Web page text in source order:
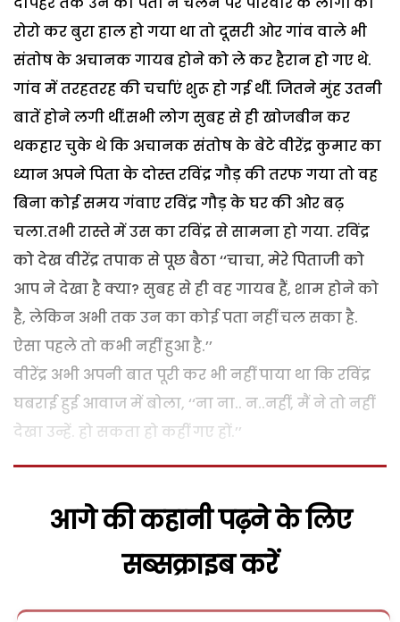
रोरो कर बुरा हाल हो गया था तो दूसरी ओर गांव वाले भी
संतोष के अचानक गायब होने को ले कर हैरान हो गए थे.
गांव में तरहतरह की चर्चाएं शुरू हो गई थीं. जितने मुंह उतनी
बातें होने लगी थीं.सभी लोग सुबह से ही खोजबीन कर
थकहार चुके थे कि अचानक संतोष के बेटे वीरेंद्र कुमार का
ध्यान अपने पिता के दोस्त रविंद्र गौड़ की तरफ गया तो वह
बिना कोई समय गंवाए रविंद्र गौड़ के घर की ओर बढ़
चला.तभी रास्ते में उस का रविंद्र से सामना हो गया. रविंद्र
को देख वीरेंद्र तपाक से पूछ बैठा ‘‘चाचा, मेरे पिताजी को
आप ने देखा है क्या? सुबह से ही वह गायब हैं, शाम होने को
है, लेकिन अभी तक उन का कोई पता नहीं चल सका है.
ऐसा पहले तो कभी नहीं हुआ है.’’
वीरेंद्र अभी अपनी बात पूरी कर भी नहीं पाया था कि रविंद्र
घबराई हुई आवाज में बोला, ‘‘ना ना.. न..नहीं, मैं ने तो नहीं
देखा उन्हें. हो सकता हो कहीं गए हों.’’
आगे की कहानी पढ़ने के लिए
सब्सक्राइब करें